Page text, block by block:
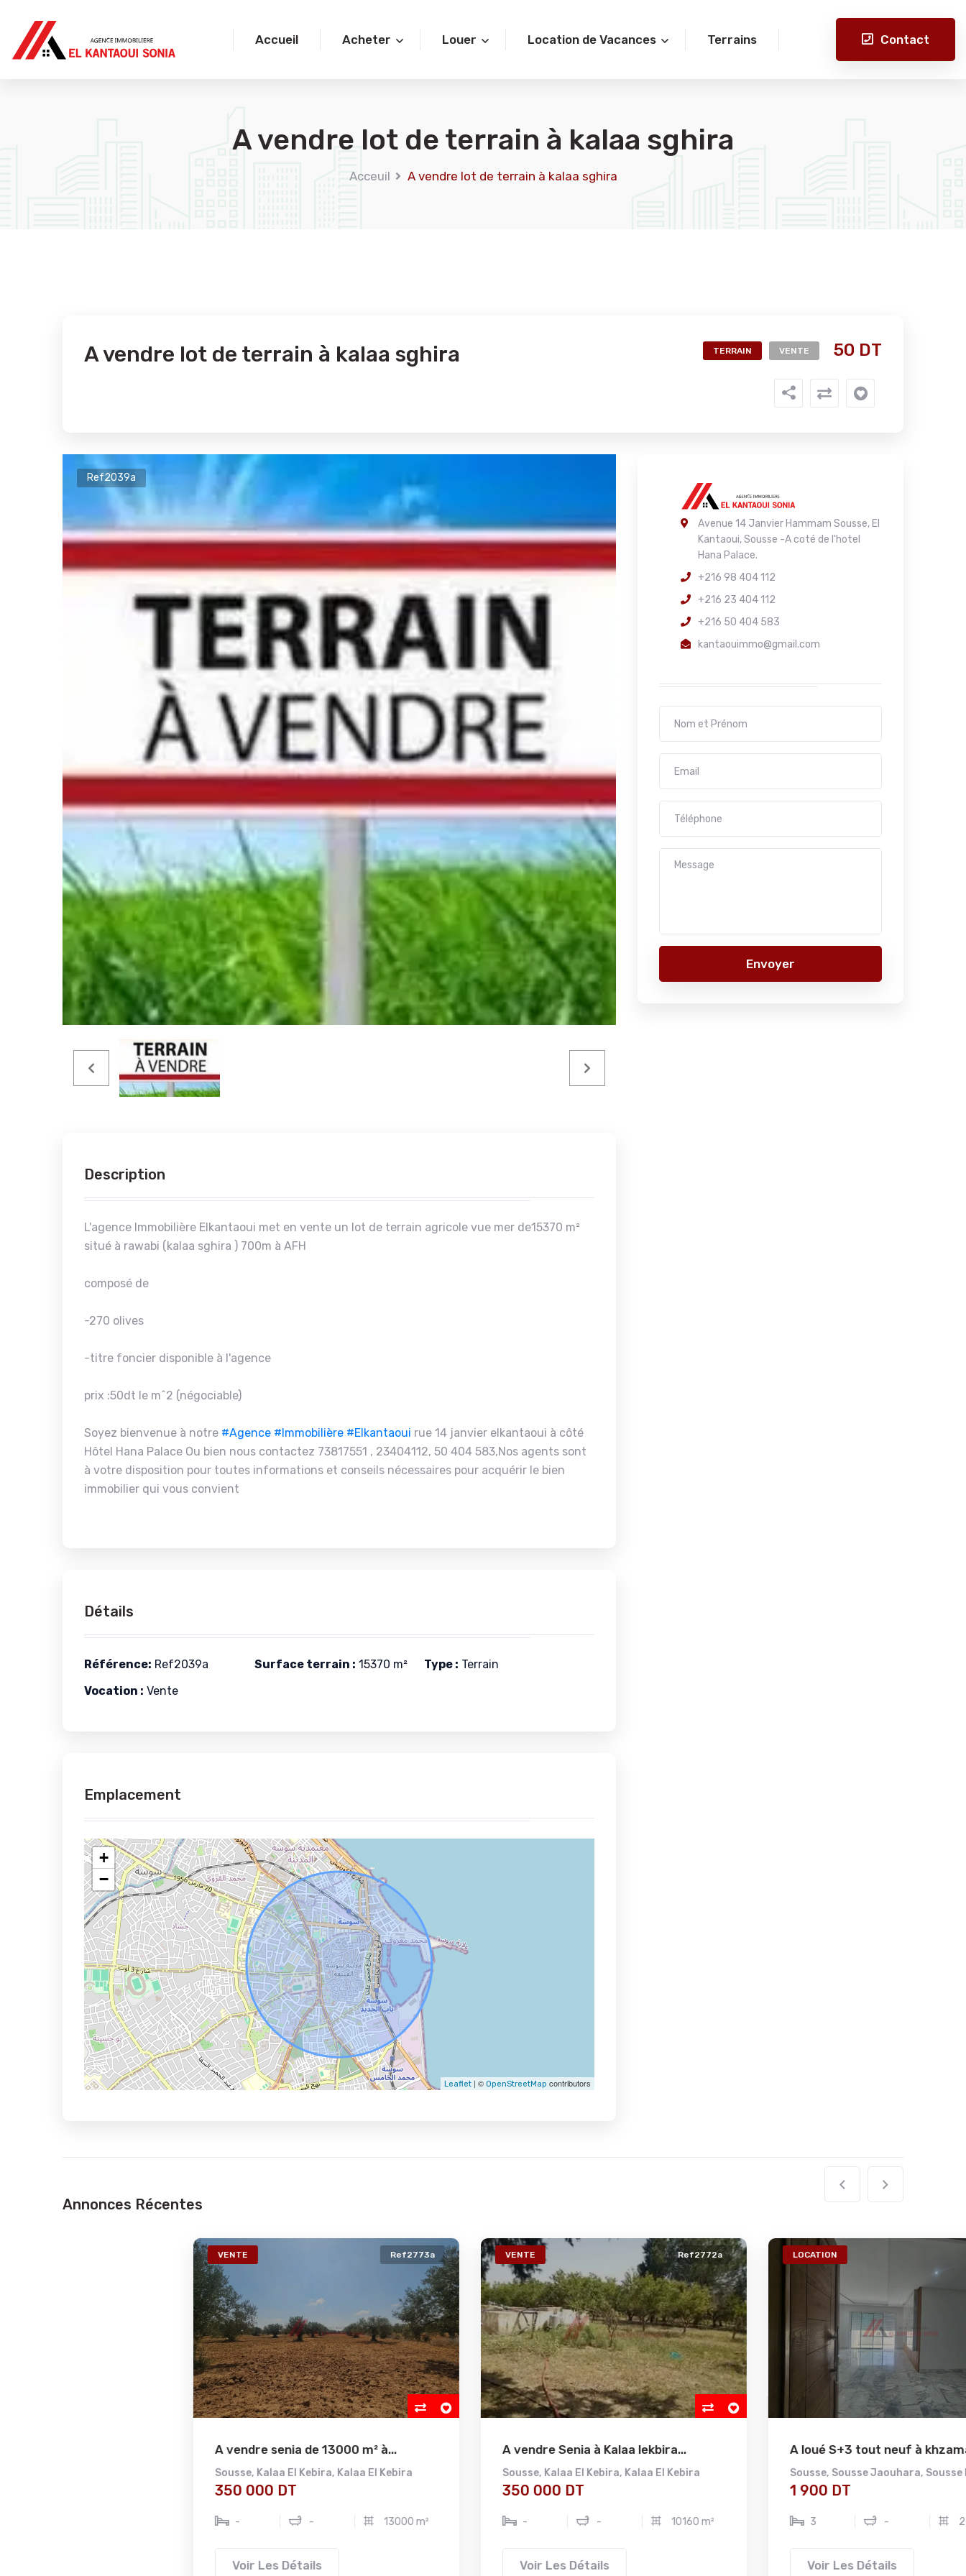
Accueil Acheter Louer Location de Vacances Terrains Contact
A vendre lot de terrain à kalaa sghira
Acceuil A vendre lot de terrain à kalaa sghira
A vendre lot de terrain à kalaa sghira TERRAIN VENTE 50 DT
Ref2039a
Description
L'agence Immobilière Elkantaoui met en vente un lot de terrain agricole vue mer de15370 m²
situé à rawabi (kalaa sghira ) 700m à AFH
composé de
-270 olives
-titre foncier disponible à l'agence
prix :50dt le m^2 (négociable)
Soyez bienvenue à notre #Agence #Immobilière #Elkantaoui rue 14 janvier elkantaoui à côté
Hôtel Hana Palace Ou bien nous contactez 73817551 , 23404112, 50 404 583,Nos agents sont
à votre disposition pour toutes informations et conseils nécessaires pour acquérir le bien
immobilier qui vous convient
Détails
Référence: Ref2039a Surface terrain : 15370 m² Type : Terrain
Vocation : Vente
Emplacement
+
−
Leaflet | © OpenStreetMap contributors
Avenue 14 Janvier Hammam Sousse, El
Kantaoui, Sousse -A coté de l'hotel
Hana Palace.
+216 98 404 112
+216 23 404 112
+216 50 404 583
kantaouimmo@gmail.com
Envoyer
Annonces Récentes
A vendre senia de 13000 m² à...
Kalaa El Kebira
13000 m²
VENTE
A vendre Senia à Kalaa lekbira...
Sousse, Kalaa El Kebira
- 10160 m²
LOCATION
A loué S+3 tout neuf à khzama...
Sousse, ,Sousse Khezama
3
A